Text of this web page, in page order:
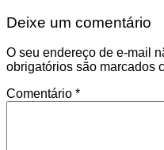
Deixe um comentário
O seu endereço de e-mail
obrigatórios são marcados
Comentário *